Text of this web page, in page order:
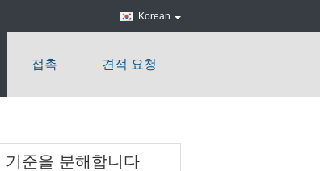
Korean
접촉 견적 요청
준을 분해합니다